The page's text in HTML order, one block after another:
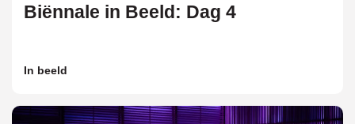
Biënnale in Beeld: Dag 4
In beeld